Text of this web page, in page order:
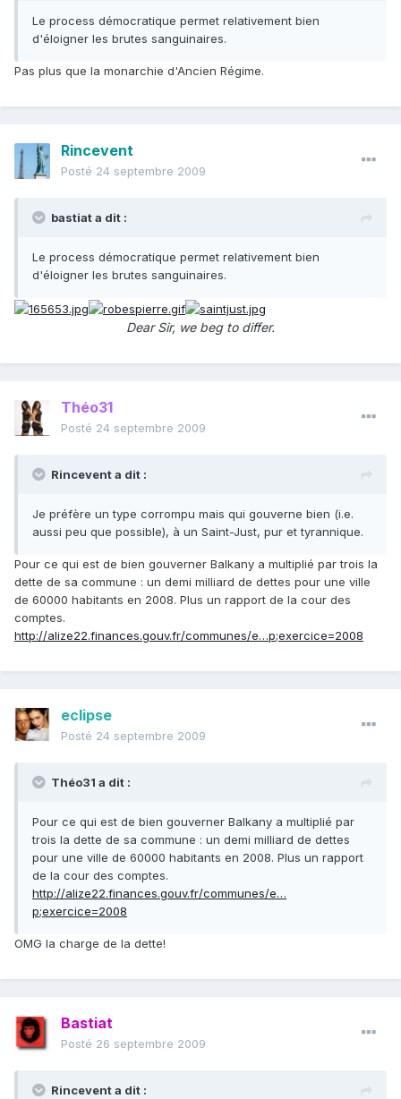
Le process démocratique permet relativement bien
d'éloigner les brutes sanguinaires.
Pas plus que la monarchie d'Ancien Régime.
Rincevent
Posté 24 septembre 2009
bastiat a dit :
Le process démocratique permet relativement bien
d'éloigner les brutes sanguinaires.
Dear Sir, we beg to differ.
Théo31
Posté 24 septembre 2009
Rincevent a dit :
Je préfère un type corrompu mais qui gouverne bien (i.e.
aussi peu que possible), à un Saint-Just, pur et tyrannique.
Pour ce qui est de bien gouverner Balkany a multiplié par trois la
dette de sa commune : un demi milliard de dettes pour une ville
de 60000 habitants en 2008. Plus un rapport de la cour des
comptes.
http://alize22.finances.gouv.fr/communes/e…p;exercice=2008
eclipse
Posté 24 septembre 2009
Théo31 a dit :
Pour ce qui est de bien gouverner Balkany a multiplié par
trois la dette de sa commune : un demi milliard de dettes
pour une ville de 60000 habitants en 2008. Plus un rapport
de la cour des comptes.
http://alize22.finances.gouv.fr/communes/e…
p;exercice=2008
OMG la charge de la dette!
Bastiat
Posté 26 septembre 2009
Rincevent a dit :